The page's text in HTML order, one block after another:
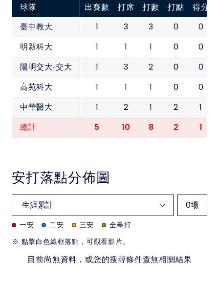
球隊 出賽數 打席 打數 打點 得分
臺中教大
1 3 3 0 0
明新科大 1 1 1 0 0
陽明交大-交大 1 3 2 0 0
高苑科大 1 1 1 0 0
中華醫大 1 2 1 2 1
總計 5 10 8 2 1
安打落點分佈圖
0場
一安 二安 三安
全壘打
※ 點擊白色線框落點，可觀看影片。
目前尚無資料，或您的搜尋條件查無相關結果